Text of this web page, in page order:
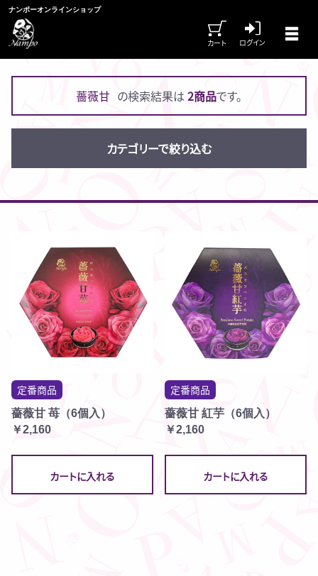
ナンポーオンラインショップ
カート ログイン
薔薇甘 の検索結果は 2商品です。
カテゴリーで絞り込む
定番商品
薔薇甘 苺（6個入）
￥2,160
カートに入れる
定番商品
薔薇甘 紅芋（6個入）
￥2,160
カートに入れる